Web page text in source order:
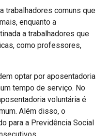
trabalhadores comuns que
enquanto a
a trabalhadores que
como professores,
optar por aposentadoria
tempo de serviço. No
voluntária é
Além disso, o
para a Previdência Social